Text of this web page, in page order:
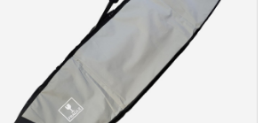
Funboard sock cover 8'0'' - Funda de surf,
Just
Ancho|53cm
Tamano
250cm